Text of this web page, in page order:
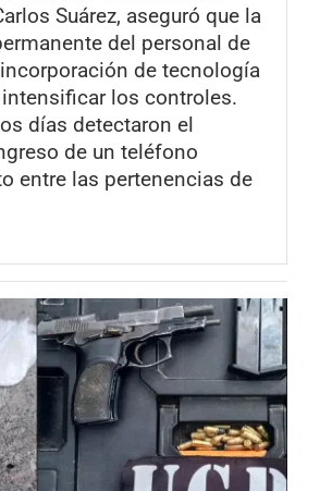
Suárez, aseguró que la
del personal de
de tecnología
los controles.
días detectaron el
de un teléfono
entre las pertenencias de